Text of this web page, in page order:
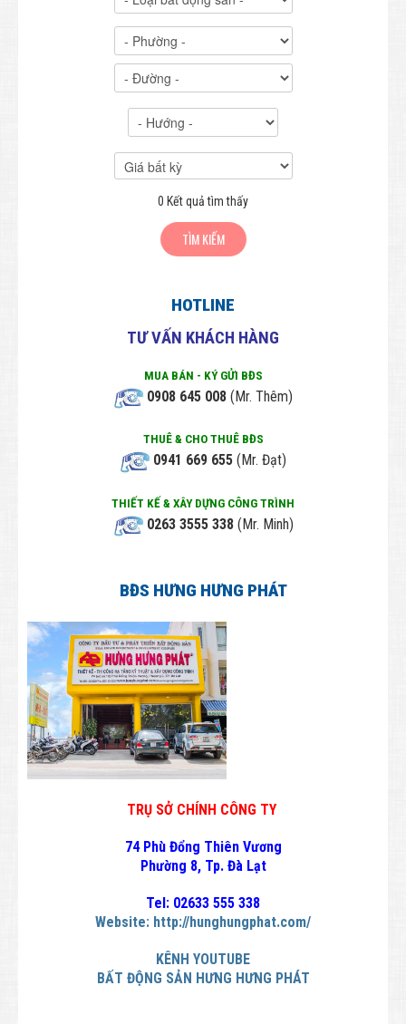
Nhà Liên kế - Nhà phố
Đất Liên kế - Đất phố
Đất Nông nghiệp
BẤT ĐỘNG SẢN CHO THUÊ
Thiết kế - Kiến trúc - Xây dựng
Bảng giá Thiết kế - Xây dựng
HƯNG HƯNG PHÁT
0 Kết quả tìm thấy
HOTLINE
TƯ VẤN KHÁCH HÀNG
MUA BÁN - KÝ GỬI BĐS
0908 645 008 (Mr. Thêm)
THUÊ & CHO THUÊ BĐS
0941 669 655 (Mr. Đạt)
THIẾT KẾ & XÂY DỰNG CÔNG TRÌNH
0263 3555 338(Mr. Minh)
BĐS HƯNG HƯNG PHÁT
TRỤ SỞ CHÍNH CÔNG TY
74 Phù Đổng Thiên Vương
Phường 8, Tp. Đà Lạt
Tel: 02633 555 338
Website: http://hunghungphat.com/
KÊNH YOUTUBE
BẤT ĐỘNG SẢN HƯNG HƯNG PHÁT